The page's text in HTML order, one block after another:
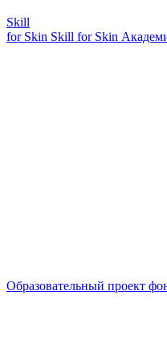
Skill
for Skin Skill for Skin
Образовательный проект